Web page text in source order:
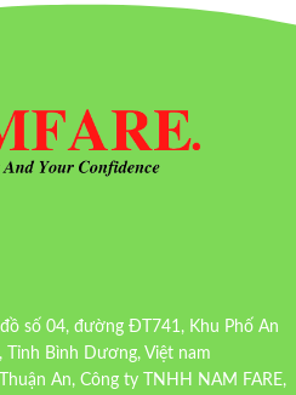
số 04, đường ĐT741, Khu Phố An
Tỉnh Bình Dương, Việt nam
An, Công ty TNHH NAM FARE,